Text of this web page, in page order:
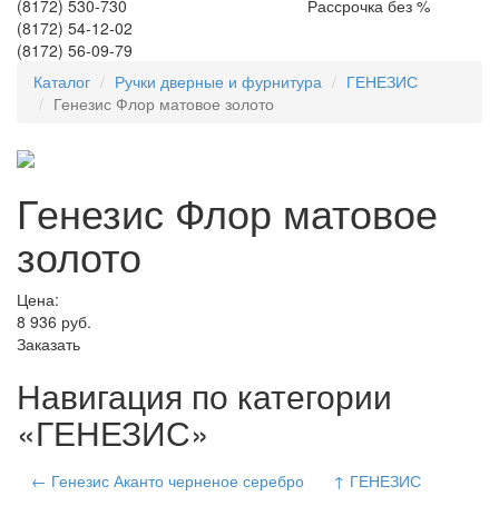
(8172) 530-730
(8172) 54-12-02
(8172) 56-09-79
Рассрочка без %
Каталог Ручки дверные и фурнитура
ГЕНЕЗИС
Генезис Флор матовое золото
Генезис Флор матовое
золото
Цена:
8 936 руб.
Заказать
Навигация по категории
«ГЕНЕЗИС»
← Генезис Аканто черненое серебро
↑ ГЕНЕЗИС